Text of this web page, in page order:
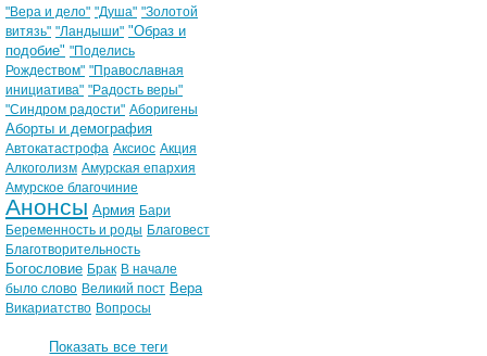
"Вера и дело" "Душа" "Золотой
витязь" "Ландыши" "Образ и
подобие" "Поделись
Рождеством" "Православная
инициатива" "Радость веры"
"Синдром радости" Аборигены
Аборты и демография
Автокатастрофа Аксиос Акция
Алкоголизм Амурская епархия
Амурское благочиние
Анонсы Армия Бари
Беременность и роды Благовест
Благотворительность
Богословие Брак В начале
было слово Великий пост Вера
Викариатство Вопросы
Показать все теги